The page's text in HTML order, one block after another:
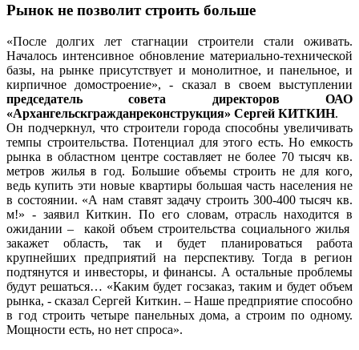
Рынок не позволит строить больше
«После долгих лет стагнации строители стали оживать.
Началось интенсивное обновление материально-технической
базы, на рынке присутствует и монолитное, и панельное, и
кирпичное домостроение», - сказал в своем выступлении
председатель совета директоров ОАО
«Архангельскгражданреконструкция» Сергей КИТКИН.
Он подчеркнул, что строители города способны увеличивать
темпы строительства. Потенциал для этого есть. Но емкость
рынка в областном центре составляет не более 70 тысяч кв.
метров жилья в год. Большие объемы строить не для кого,
ведь купить эти новые квартиры большая часть населения не
в состоянии. «А нам ставят задачу строить 300-400 тысяч кв.
м!» - заявил Киткин. По его словам, отрасль находится в
ожидании – какой объем строительства социального жилья
закажет область, так и будет планироваться работа
крупнейших предприятий на перспективу. Тогда в регион
подтянутся и инвесторы, и финансы. А остальные проблемы
будут решаться… «Каким будет госзаказ, таким и будет объем
рынка, - сказал Сергей Киткин. – Наше предприятие способно
в год строить четыре панельных дома, а строим по одному.
Мощности есть, но нет спроса».